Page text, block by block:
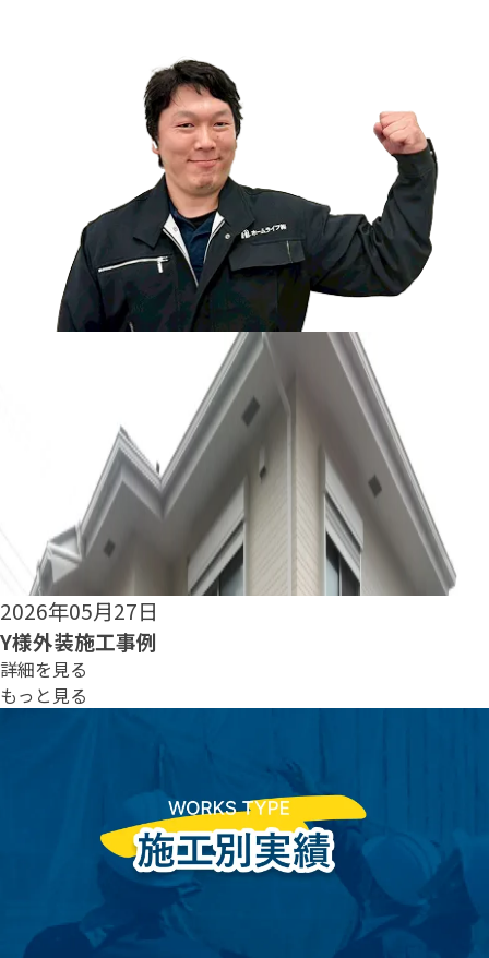
2026年05月25日
S様外装施工事例
詳細を見る
もっと見る